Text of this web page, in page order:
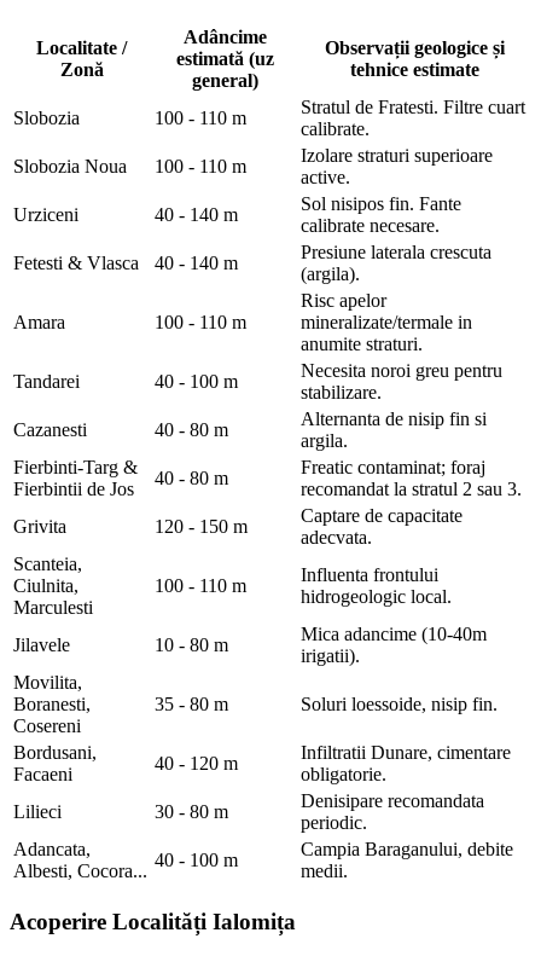
Localitate /
Zonă
Adâncime
estimată (uz
general)
Observații geologice și
tehnice estimate
Slobozia 100 - 110 m
Stratul de Fratesti. Filtre cuart
calibrate.
Slobozia Noua
100 - 110 m
Izolare straturi superioare
active.
Urziceni
40 - 140 m
Sol nisipos fin. Fante
calibrate necesare.
Fetesti & Vlasca
40 - 140 m
Presiune laterala crescuta
(argila).
Amara 100 - 110 m
Risc apelor
mineralizate/termale in
anumite straturi.
Tandarei
40 - 100 m
Necesita noroi greu pentru
stabilizare.
Cazanesti
40 - 80 m
Alternanta de nisip fin si
argila.
Fierbinti-Targ &
Fierbintii de Jos
40 - 80 m
Freatic contaminat; foraj
recomandat la stratul 2 sau 3.
Grivita
120 - 150 m
Captare de capacitate
adecvata.
Scanteia,
Ciulnita,
Marculesti
100 - 110 m
Influenta frontului
hidrogeologic local.
Jilavele 10 - 80 m
Mica adancime (10-40m
irigatii).
Movilita,
Boranesti,
Cosereni
35 - 80 m Soluri loessoide, nisip fin.
Bordusani,
Facaeni
40 - 120 m
Infiltratii Dunare, cimentare
obligatorie.
Lilieci
30 - 80 m
Denisipare recomandata
periodic.
Adancata,
Albesti, Cocora...
40 - 100 m
Campia Baraganului, debite
medii.
Acoperire Localități Ialomița